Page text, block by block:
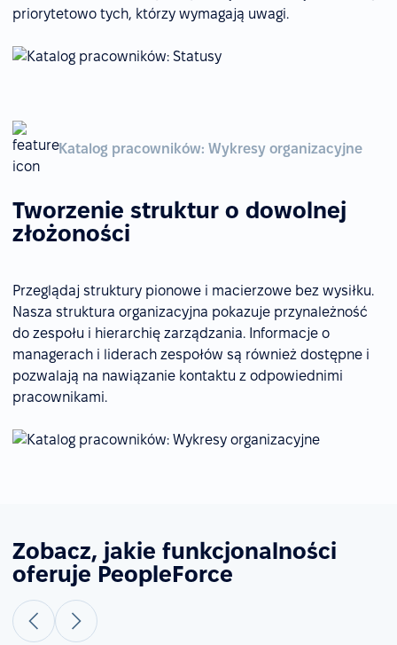
priorytetowo tych, którzy wymagają uwagi.
Katalog pracowników: Wykresy organizacyjne
Tworzenie struktur o dowolnej
złożoności
Przeglądaj struktury pionowe i macierzowe bez wysiłku.
Nasza struktura organizacyjna pokazuje przynależność
do zespołu i hierarchię zarządzania. Informacje o
managerach i liderach zespołów są również dostępne i
pozwalają na nawiązanie kontaktu z odpowiednimi
pracownikami.
Zobacz, jakie funkcjonalności
oferuje PeopleForce